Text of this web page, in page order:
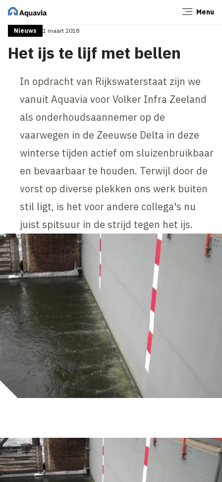
Menu
Nieuws 1 maart 2018
Het ijs te lijf met bellen
In opdracht van Rijkswaterstaat zijn we
vanuit Aquavia voor Volker Infra Zeeland
als onderhoudsaannemer op de
vaarwegen in de Zeeuwse Delta in deze
winterse tijden actief om sluizenbruikbaar
en bevaarbaar te houden. Terwijl door de
vorst op diverse plekken ons werk buiten
stil ligt, is het voor andere collega's nu
juist spitsuur in de strijd tegen het ijs.
Sluiten